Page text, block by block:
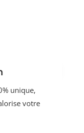
unique,
votre